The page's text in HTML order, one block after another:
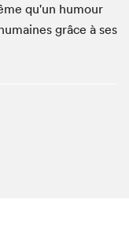
qu'un humour
grâce à ses